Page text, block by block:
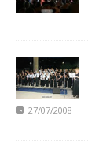
27/07/2008